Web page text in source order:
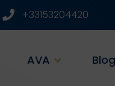
+33153204420
AVA Blog